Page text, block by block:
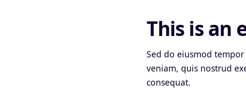
This is an
Sed do eiusmod
veniam, quis nostrud
consequat.